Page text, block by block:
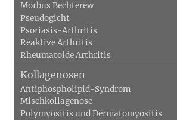
Morbus Bechterew
Pseudogicht
Psoriasis-Arthritis
Reaktive Arthritis
Rheumatoide Arthritis
Kollagenosen
Antiphospholipid-Syndrom
Mischkollagenose
Polymyositis und Dermatomyositis